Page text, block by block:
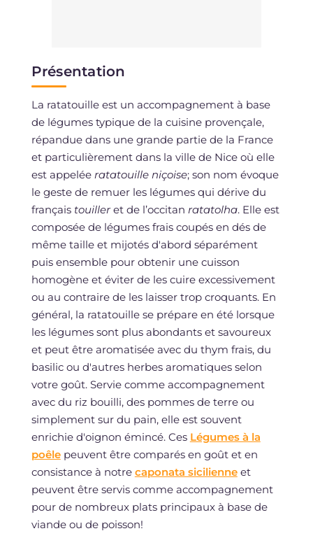
Présentation
La ratatouille est un accompagnement à base
de légumes typique de la cuisine provençale,
répandue dans une grande partie de la France
et particulièrement dans la ville de Nice où elle
est appelée ratatouille niçoise; son nom évoque
le geste de remuer les légumes qui dérive du
français touilleret de l’occitan ratatolha. Elle est
composée de légumes frais coupés en dés de
même taille et mijotés d'abord séparément
puis ensemble pour obtenir une cuisson
homogène et éviter de les cuire excessivement
ou au contraire de les laisser trop croquants. En
général, la ratatouille se prépare en été lorsque
les légumes sont plus abondants et savoureux
et peut être aromatisée avec du thym frais, du
basilic ou d'autres herbes aromatiques selon
votre goût. Servie comme accompagnement
avec du riz bouilli, des pommes de terre ou
simplement sur du pain, elle est souvent
enrichie d'oignon émincé. Ces Légumes à la
poêlepeuvent être comparés en goût et en
consistance à notre caponata sicilienneet
peuvent être servis comme accompagnement
pour de nombreux plats principaux à base de
viande ou de poisson!